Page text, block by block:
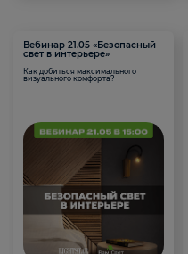
Вебинар 21.05 «Безопасный
свет в интерьере»
Как добиться максимального
визуального комфорта?